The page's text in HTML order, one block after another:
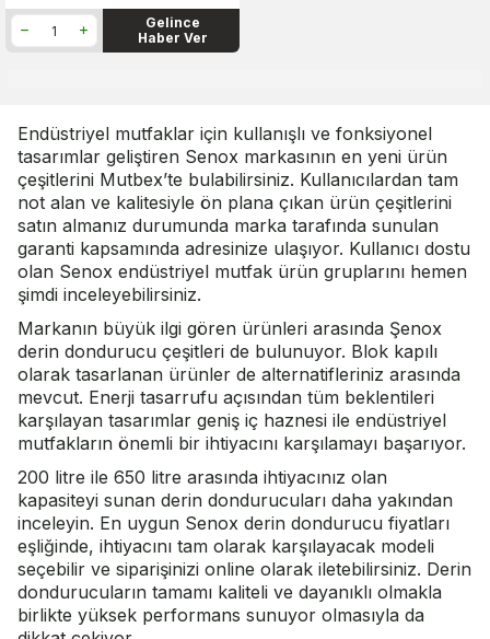
Gelince
Haber Ver
Endüstriyel mutfaklar için kullanışlı ve fonksiyonel
tasarımlar geliştiren Senox markasının en yeni ürün
çeşitlerini Mutbex’te bulabilirsiniz. Kullanıcılardan tam
not alan ve kalitesiyle ön plana çıkan ürün çeşitlerini
satın almanız durumunda marka tarafında sunulan
garanti kapsamında adresinize ulaşıyor. Kullanıcı dostu
olan Senox endüstriyel mutfak ürün gruplarını hemen
şimdi inceleyebilirsiniz.
Markanın büyük ilgi gören ürünleri arasında Şenox
derin dondurucu çeşitleri de bulunuyor. Blok kapılı
olarak tasarlanan ürünler de alternatifleriniz arasında
mevcut. Enerji tasarrufu açısından tüm beklentileri
karşılayan tasarımlar geniş iç haznesi ile endüstriyel
mutfakların önemli bir ihtiyacını karşılamayı başarıyor.
200 litre ile 650 litre arasında ihtiyacınız olan
kapasiteyi sunan derin dondurucuları daha yakından
inceleyin. En uygun Senox derin dondurucu fiyatları
eşliğinde, ihtiyacını tam olarak karşılayacak modeli
seçebilir ve siparişinizi online olarak iletebilirsiniz. Derin
dondurucuların tamamı kaliteli ve dayanıklı olmakla
birlikte yüksek performans sunuyor olmasıyla da